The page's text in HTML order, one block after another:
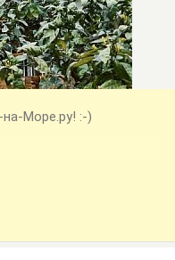
Море.ру! :-)